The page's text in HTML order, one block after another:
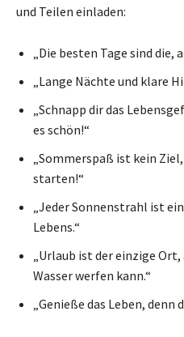
und Teilen einladen:
„Die besten Tage sind die,
„Lange Nächte und klare
„Schnapp dir das
es schön!“
„Sommerspaß ist kein
starten!“
„Jeder Sonnenstrahl ist
Lebens.“
„Urlaub ist der einzige
Wasser werfen kann.“
„Genieße das Leben,